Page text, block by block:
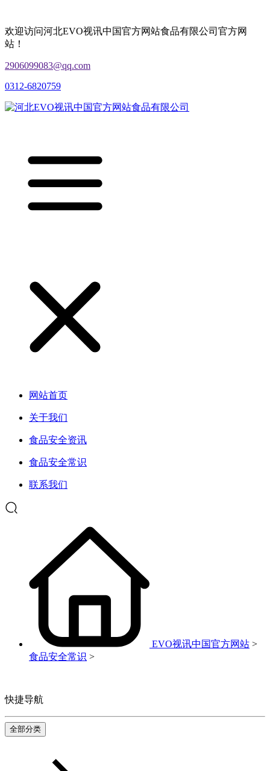
欢迎访问河北EVO视讯中国官方网站食品有限公司官方网
站！
2906099083@qq.com
0312-6820759
网站首页
关于我们
食品安全资讯
食品安全常识
联系我们
EVO视讯中国官方网站 >
食品安全常识 >
快捷导航
全部分类